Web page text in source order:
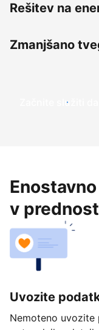
Rešitev na
Zmanjšano
Začnite služiti
v
Uvozite
Nemoteno